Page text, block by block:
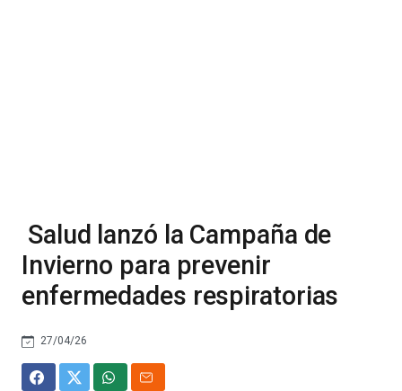
Salud lanzó la Campaña de
Invierno para prevenir
enfermedades respiratorias
27/04/26